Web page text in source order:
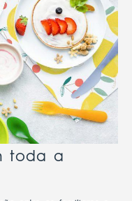
toda a